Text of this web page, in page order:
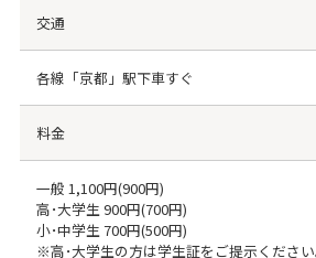
交通
各線「京都」駅下車すぐ
料金
一般 1,100円(900円)
高･大学生 900円(700円)
小･中学生 700円(500円)
※高･大学生の方は学生証をご提示ください